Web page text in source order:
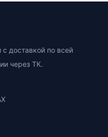
доставкой по всей
через ТК.